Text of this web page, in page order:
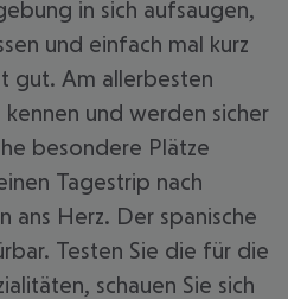
in sich aufsaugen,
und einfach mal kurz
gut. Am allerbesten
und werden sicher
besondere Plätze
Tagestrip nach
ans Herz. Der spanische
Testen Sie die für die
schauen Sie sich